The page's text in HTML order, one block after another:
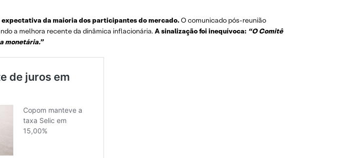
expectativa da maioria dos participantes do mercado.O comunicado pós-reunião
a melhora recente da dinâmica inflacionária. A sinalização foi inequívoca: “O Comitê
monetária.”